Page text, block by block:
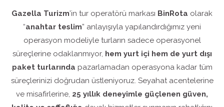
Gazella Turizm’in tur operatörü markası BinRota olarak
“anahtar teslim” anlayışıyla yapılandırdığımız yeni
operasyon modeliyle turların sadece operasyonel
süreçlerine odaklanmıyor, hem yurt içi hem de yurt dışı
paket turlarında pazarlamadan operasyona kadar tüm
süreçlerinizi doğrudan üstleniyoruz. Seyahat acentelerine
ve misafirlerine, 25 yıllık deneyimle güçlenen güven,